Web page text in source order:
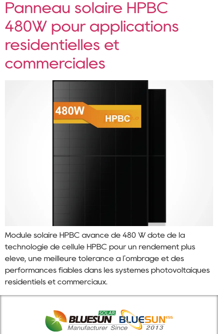
Panneau solaire HPBC
480W pour applications
résidentielles et
commerciales
Module solaire HPBC avancé de 480 W doté de la
technologie de cellule HPBC pour un rendement plus
élevé, une meilleure tolérance à l'ombrage et des
performances fiables dans les systèmes photovoltaïques
résidentiels et commerciaux.